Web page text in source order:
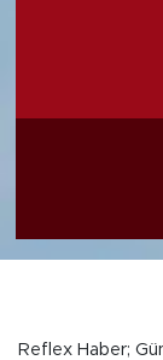
Reflex Haber;